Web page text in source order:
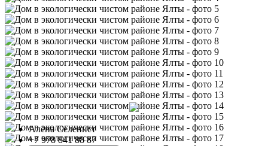
Алёна Селенист
+7 978 841 88 87